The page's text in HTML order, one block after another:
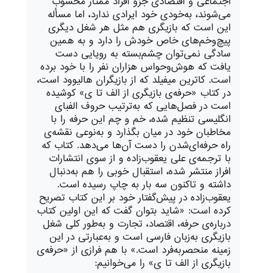
می‌شوند، به‌خودی خود ایرادی ندارد، اما مسأله
این است که بازیگری هم مثل هر شغل دیگری
پیچ‌و‌خم‌های خاص خودش را دارد و به همین
سادگی نمی‌توان چشم‌بسته به رویایی دست
یافت که هوش‌و‌حواس هزاران نفر را با خود برده
است. کاترین میفیلد که از بازیگران هالیوود است،
در کتاب «حرفه‌ی بازیگری از الف تا ی» کوشیده
است در فصل‌هایی که به‌ترتیب حروف الفبای
انگلیسی تنظیم شده، خم و چم این حرفه را با
مخاطبان خود در میان بگذارد و به‌نوعی نقشه‌ی
راه حرفه‌ای‌شدن را دست آن‌ها می‌دهد. کتاب که
با ترجمه‌ی علی یعقوب‌زاده و از سوی انتشارات
افراز منتشر شده، استقبال خوبی را هم به‌دنبال
داشته و تاکنون سه بار به چاپ رسیده است.
یعقوب‌زاده در پیش‌گفتار خود بر این کتاب تصریح
کرده است: «شاید بتوان گفت که این اولین کتاب
درباره‌ی حرفه، اقتصاد، تجارت و به‌طور کلی شغل
بازیگری به‌زبان فارسی است و به‌عبارتی در این
زمینه منحصربه‌فرد است.» با هم فرازی از «حرفه‌ی
بازیگری از الف تا ی» را می‌خوانیم: